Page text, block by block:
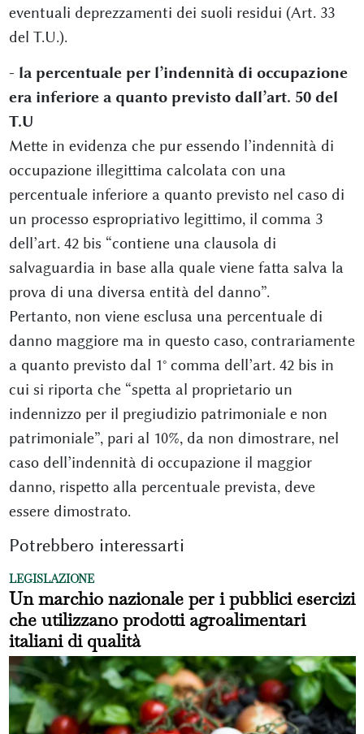
eventuali deprezzamenti dei suoli residui (Art. 33
del T.U.).
- la percentuale per l’indennità di occupazione
era inferiore a quanto previsto dall’art. 50 del
T.U
Mette in evidenza che pur essendo l’indennità di
occupazione illegittima calcolata con una
percentuale inferiore a quanto previsto nel caso di
un processo espropriativo legittimo, il comma 3
dell’art. 42 bis “contiene una clausola di
salvaguardia in base alla quale viene fatta salva la
prova di una diversa entità del danno”.
Pertanto, non viene esclusa una percentuale di
danno maggiore ma in questo caso, contrariamente
a quanto previsto dal 1° comma dell’art. 42 bis in
cui si riporta che “spetta al proprietario un
indennizzo per il pregiudizio patrimoniale e non
patrimoniale”, pari al 10%, da non dimostrare, nel
caso dell’indennità di occupazione il maggior
danno, rispetto alla percentuale prevista, deve
essere dimostrato.
Potrebbero interessarti
LEGISLAZIONE
Un marchio nazionale per i pubblici esercizi
che utilizzano prodotti agroalimentari
italiani di qualità